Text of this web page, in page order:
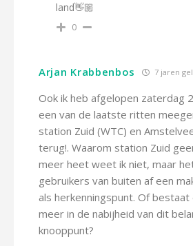
land👋🏼
0
Arjan Krabbenbos 7 jaren
Ook ik heb afgelopen zaterdag
een van de laatste ritten
station Zuid (WTC) en
terug!. Waarom station Zuid
meer heet weet ik niet, maar
gebruikers van buiten af een
als herkenningspunt. Of bestaat
meer in de nabijheid van dit
knooppunt?